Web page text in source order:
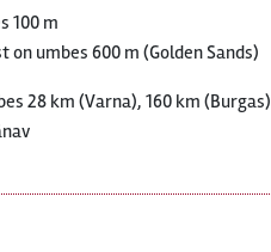
100 m
umbes 600 m (Golden Sands)
28 km (Varna), 160 km (Burgas)